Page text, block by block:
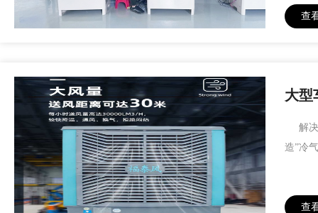
查
大型
解决
造”冷
查